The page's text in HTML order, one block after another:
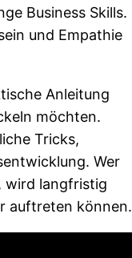
Business Skills.
und Empathie
Anleitung
möchten.
Tricks,
Wer
wird langfristig
auftreten können.